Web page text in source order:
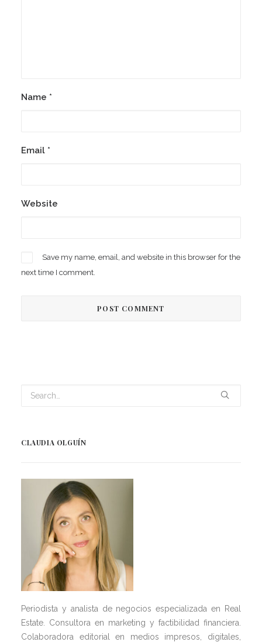
Name *
Email *
Website
Save my name, email, and website in this browser for the
next time I comment.
CLAUDIA OLGUÍN
Periodista y analista de negocios especializada en Real
Estate. Consultora en marketing y factibilidad financiera.
Colaboradora editorial en medios impresos, digitales,